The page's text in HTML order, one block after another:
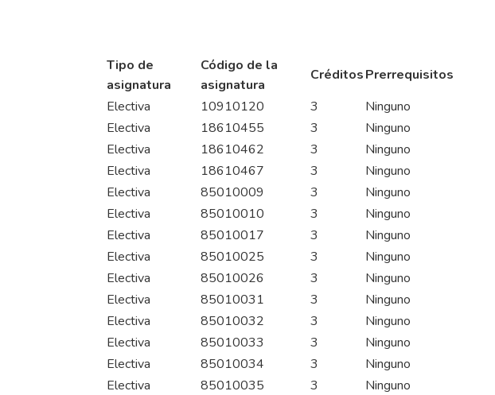
Tipo de
asignatura
Código de la
asignatura
CréditosPrerrequisitos
Electiva 10910120 3
Ninguno
Electiva 18610455 3
Ninguno
Electiva 18610462 3
Ninguno
Electiva 18610467 3
Ninguno
Electiva 85010009 3
Ninguno
Electiva 85010010 3
Ninguno
Electiva 85010017 3
Ninguno
Electiva 85010025 3
Ninguno
Electiva 85010026 3
Ninguno
Electiva 85010031 3
Ninguno
Electiva 85010032 3
Ninguno
Electiva 85010033 3
Ninguno
Electiva 85010034 3
Ninguno
Electiva 85010035 3
Ninguno